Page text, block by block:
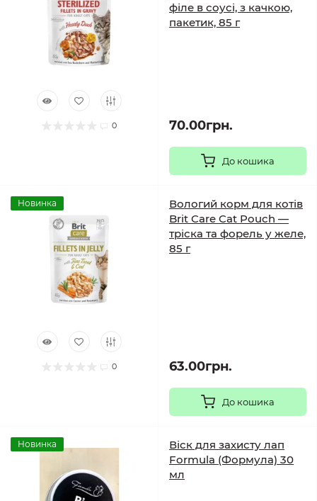
0
філе в соусі, з качкою,
пакетик, 85 г
70.00грн.
До кошика
Новинка
0
Вологий корм для котів
Brit Care Cat Pouch —
тріска та форель у желе,
85 г
63.00грн.
До кошика
Новинка
Віск для захисту лап
Formula (Формула) 30
мл